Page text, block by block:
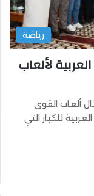
رياضة
لألعاب
ألعاب القوى
للكبار التي